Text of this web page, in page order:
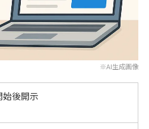
※AI生成画像
始後開示